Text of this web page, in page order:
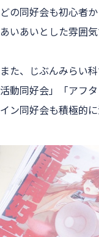
どの同好会も初心者
あいあいとした雰囲
また、じぶんみらい
活動同好会」「アフ
イン同好会も積極的に